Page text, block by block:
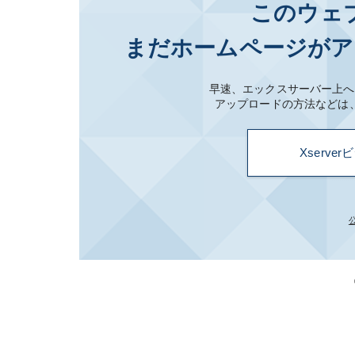
このウェ
まだホームページが
早速、エックスサーバー上
アップロードの方法などは
Xserver